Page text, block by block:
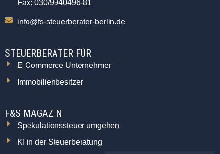
Fax: 030/9940496-81
info@fs-steuerberater-berlin.de
STEUERBERATER FÜR
E-Commerce Unternehmer
Immobilienbesitzer
F&S MAGAZIN
Spekulationssteuer umgehen
KI in der Steuerberatung